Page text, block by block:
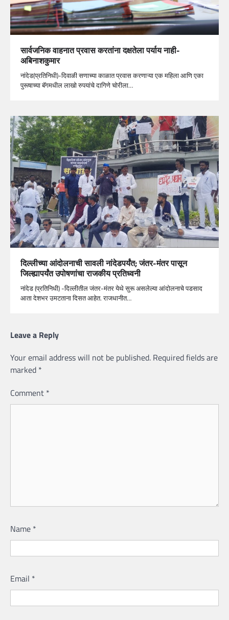
सार्वजनिक वाहनात प्रवास करतांना दक्षतेला पर्याय नाही-
अबिनाशकुमार
नांदेड(प्रतिनिधी)-दिवाळी सणाच्या काळात प्रवास करणाऱ्या एक महिला आणि एका
पुरूषाच्या बॅगमधील लाखो रुपयांचे दागिणे चोरीला…
दिल्लीच्या आंदोलनाची सावली नांदेडपर्यंत; जंतर-मंतर पासून
जिल्ह्यापर्यंत उपोषणांचा राजकीय प्रतिध्वनी
नांदेड (प्रतिनिधी) -दिल्लीतील जंतर-मंतर येथे सुरू असलेल्या आंदोलनाचे पडसाद
आता देशभर उमटताना दिसत आहेत. राजधानीत…
Leave a Reply
Your email address will not be published. Required fields are
marked *
Comment *
Name *
Email *